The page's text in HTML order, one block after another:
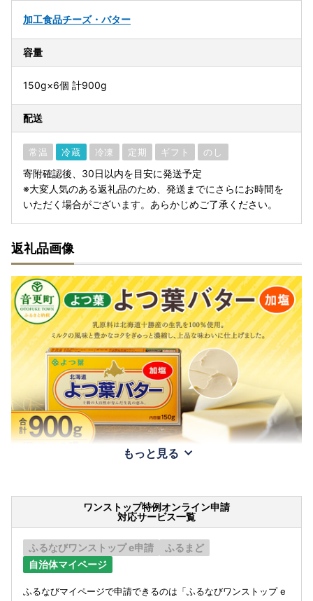
加工食品チーズ・バター
容量
150g×6個 計900g
配送
常温 冷蔵 冷凍 定期 ギフト のし
寄附確認後、30日以内を目安に発送予定
※大変人気のある返礼品のため、発送までにさらにお時間を
いただく場合がございます。あらかじめご了承ください。
返礼品画像
もっと見る
ワンストップ特例オンライン申請
対応サービス一覧
ふるなびワンストップ e申請
ふるまど
自治体マイページ
ふるなびマイページで申請できるのは「ふるなびワンストップ e